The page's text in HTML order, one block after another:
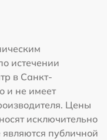
истечении
в Санкт-
и не имеет
Цены
исключительно
публичной